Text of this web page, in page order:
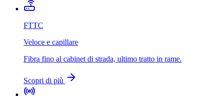
FTTC
Veloce e capillare
Fibra fino al cabinet di strada, ultimo tratto in rame.
Scopri di più